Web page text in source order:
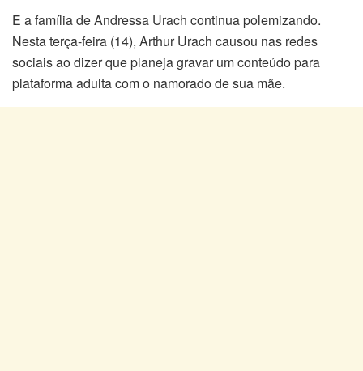
E a família de Andressa Urach continua polemizando.
Nesta terça-feira (14), Arthur Urach causou nas redes
sociais ao dizer que planeja gravar um conteúdo para
plataforma adulta com o namorado de sua mãe.